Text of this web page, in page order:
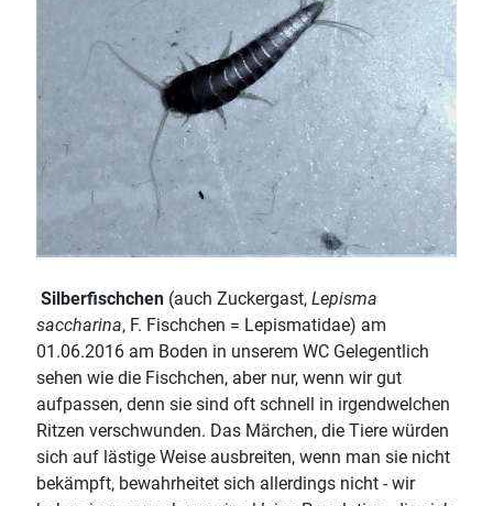
Silberfischchen (auch Zuckergast, Lepisma
saccharina, F. Fischchen = Lepismatidae) am
01.06.2016 am Boden in unserem WC Gelegentlich
sehen wie die Fischchen, aber nur, wenn wir gut
aufpassen, denn sie sind oft schnell in irgendwelchen
Ritzen verschwunden. Das Märchen, die Tiere würden
sich auf lästige Weise ausbreiten, wenn man sie nicht
bekämpft, bewahrheitet sich allerdings nicht - wir